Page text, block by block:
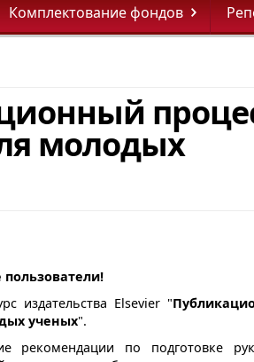
Комплектование фондов
молодых
издательства Elsevier "
ученых".
рекомендации по подготовке